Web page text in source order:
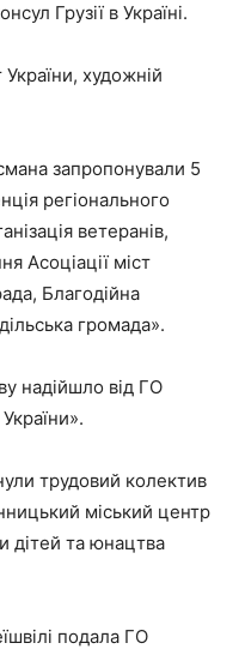
Грузії в Україні.
художній
запропонували 5
регіонального
ветеранів,
Асоціації міст
Благодійна
громада».
надійшло від ГО
трудовий колектив
міський центр
дітей та юнацтва
подала ГО